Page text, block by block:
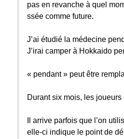
pas en revanche à quel
ssée comme future.
J’ai étudié la médecine
J’irai camper à Hokkaido
« pendant » peut être
Durant six mois, les
Il arrive parfois que l’on
elle-ci indique le point de